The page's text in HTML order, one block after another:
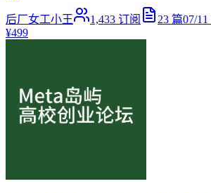
后厂女工小王 1,433 订阅 23 篇07/11
¥499